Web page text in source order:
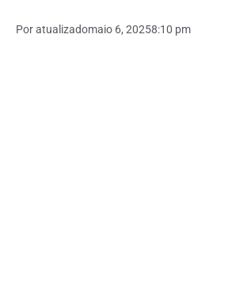
Poratualizadomaio 6, 20258:10 pm